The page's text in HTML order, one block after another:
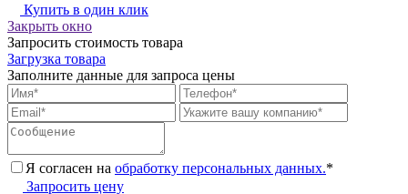
Купить в один клик
Закрыть окно
Запросить стоимость товара
Загрузка товара
Заполните данные для запроса цены
Я согласен на обработку персональных данных.*
Запросить цену